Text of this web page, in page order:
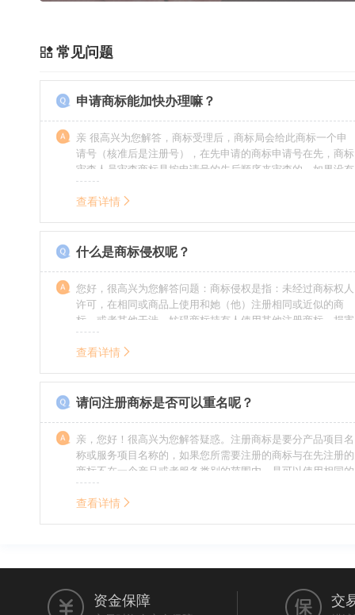
常见问题
申请商标能加快办理嘛？
亲 很高兴为您解答，商标受理后，商标局会给此商标一个申
请号（核准后是注册号），在先申请的商标申请号在先，商标
审查人员审查商标是按申请号的先后顺序来审查的，如果没有
特殊情况（受理案件需要，被异议等），不会延迟也不会提
前。
查看详情
什么是商标侵权呢？
您好，很高兴为您解答问题：商标侵权是指：未经过商标权人
许可，在相同或商品上使用和她（他）注册相同或近似的商
标，或者其他干涉、妨碍商标持有人使用其他注册商标，损害
商标持有人合法权益的其他行为。侵权的人通常需要承担侵权
的责任，明知侵权的行为的人要承担赔偿的责任。情节严重
查看详情
请问注册商标是否可以重名呢？
亲，您好！很高兴为您解答疑惑。注册商标是要分产品项目名
称或服务项目名称的，如果您所需要注册的商标与在先注册的
商标不在一个产品或者服务类别的范围内，是可以使用相同的
名称的。希望我的回答能帮到您。
查看详情
资金保障 交